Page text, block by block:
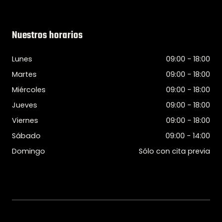
Nuestros horarios
Lunes
09:00 - 18:00
Martes
09:00 - 18:00
Miércoles
09:00 - 18:00
Jueves
09:00 - 18:00
Viernes
09:00 - 18:00
Sábado
09:00 - 14:00
Domingo
Sólo con cita previa